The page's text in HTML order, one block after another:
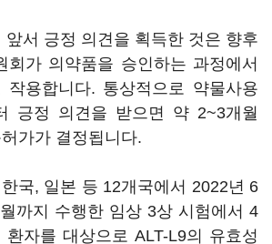
앞서 긍정 의견을 획득한 것은 향후
회가 의약품을 승인하는 과정에서
작용합니다. 통상적으로 약물사용
긍정 의견을 받으면 약 2~3개월
가가 결정됩니다.
국, 일본 등 12개국에서 2022년 6
까지 수행한 임상 3상 시험에서 4
환자를 대상으로 ALT-L9의 유효성